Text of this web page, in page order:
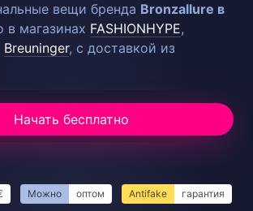
вещи бренда Bronzallure в
в магазинах FASHIONHYPE,
Breuninger, с доставкой из
Начать бесплатно
Можно оптом Antifake гарантия